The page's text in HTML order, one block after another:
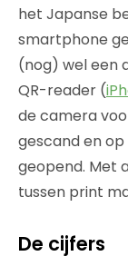
het Japanse
smartphone
(nog) wel een
QR-reader (
de camera
gescand en
geopend. Met
tussen print
De cijfers